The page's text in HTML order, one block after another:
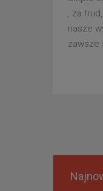
, za
nasze
zawsze